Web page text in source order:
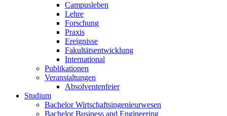
Campusleben
Lehre
Forschung
Praxis
Ereignisse
Fakultätsentwicklung
International
Publikationen
Veranstaltungen
Absolventenfeier
Studium
Bachelor Wirtschaftsingenieurwesen
Bachelor Business and Engineering